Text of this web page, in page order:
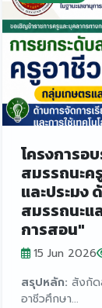
โครงการอ
สมรรถนะค
และประมง
สมรรถนะแ
การสอน"
15 Jun 2026
สรุปหลัก: สังกัด
อาชีวศึกษา...